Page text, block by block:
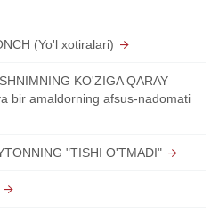
(Yo'l xotiralari)
KO'ZIGA QARAY
bir amaldorning afsus-nadomati
"TISHI O'TMADI"